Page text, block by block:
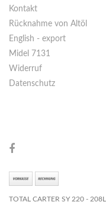
Kontakt
Rücknahme von Altöl
English - export
Midel 7131
Widerruf
Datenschutz
TOTAL CARTER SY 220 -